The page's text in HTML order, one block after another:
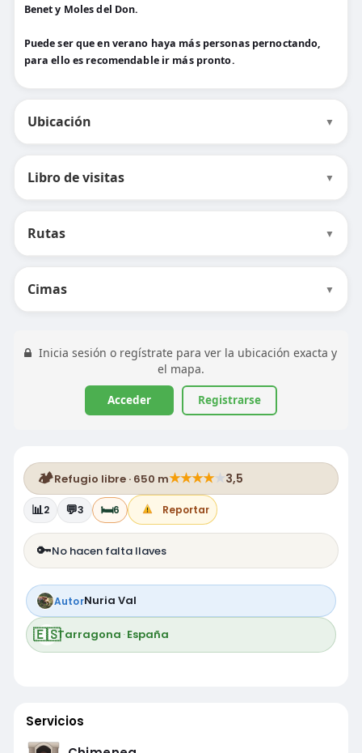
Benet y Moles del Don.
Puede ser que en verano haya más personas pernoctando,
para ello es recomendable ir más pronto.
Ubicación ▼
Libro de visitas ▼
Rutas ▼
Cimas ▼
Inicia sesión o regístrate para ver la ubicación exacta y
el mapa.
Acceder Registrarse
🏕️Refugio libre · 650 m★★★★★3,5
📊2 💬3 🛏️6 Reportar
🔑No hacen falta llaves
AutorNuria Val
🇪🇸Tarragona ·España
Servicios